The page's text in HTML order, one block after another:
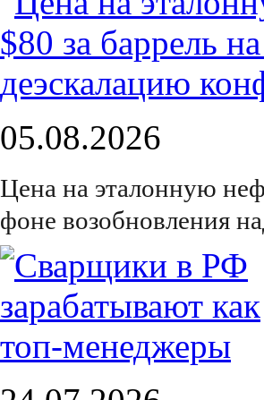
05.08.2026
Цена на эталонную
фоне возобновления